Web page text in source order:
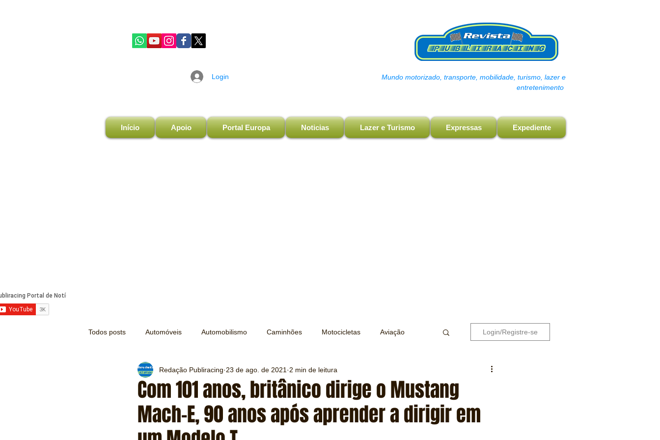
Login
Mundo motorizado, transporte, mobilidade, turismo, lazer e
entretenimento
Início Apoio Portal Europa Noticias Lazer e Turismo Expressas Expediente
Todos posts Automóveis Automobilismo Caminhões Motocicletas Aviação
Turismo Lazer Transporte Trens e Metrô
Mecânica e Peças Segurança Testes e Comparativos Máquinas e Equipamentos
Login/Registre-se
Com 101 anos, britânico dirige o Mustang
Mach-E, 90 anos após aprender a dirigir em
Redação Publiracing 23 de ago. de 2021 2 min de leitura